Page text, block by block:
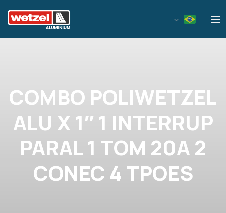
COMBO POLIWETZEL
ALU X 1″ 1 INTERRUP
PARAL 1 TOM 20A 2
CONEC 4 TPOES